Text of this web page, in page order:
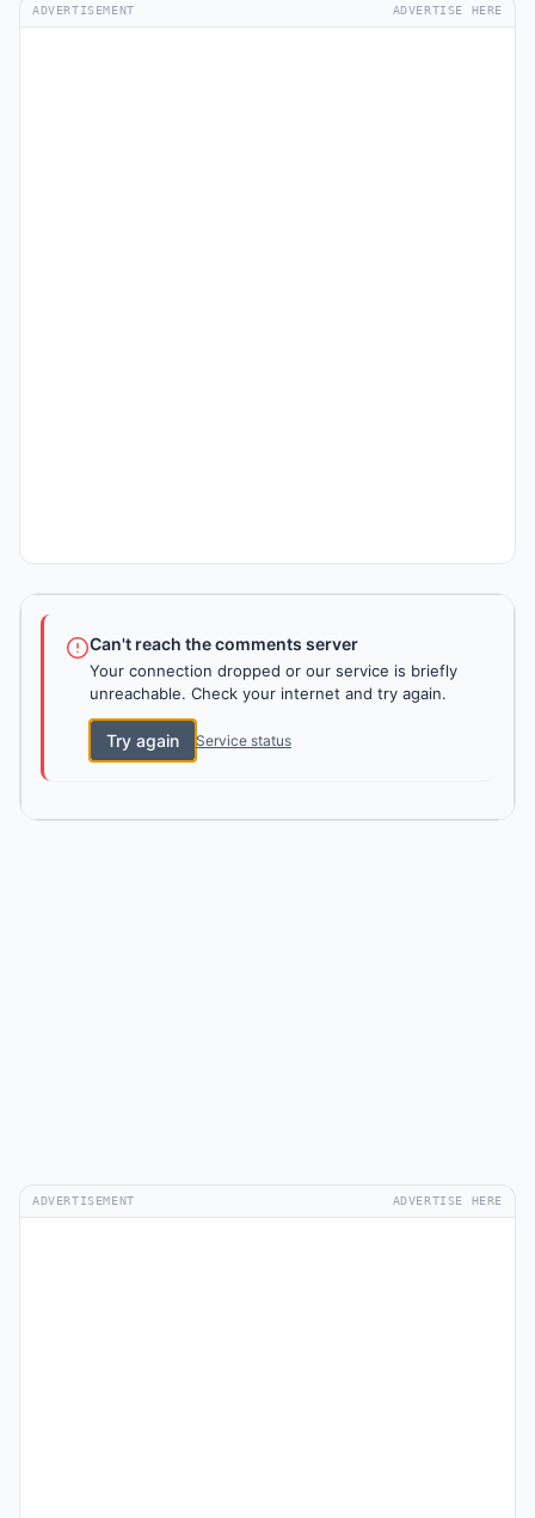
ADVERTISEMENT ADVERTISE HERE
Can't reach the comments server
Your connection dropped or our service is briefly
unreachable. Check your internet and try again.
Try again Service status
ADVERTISEMENT ADVERTISE HERE